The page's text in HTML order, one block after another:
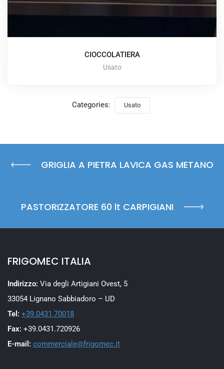
CIOCCOLATIERA
Usato
Categories: Usato
GRIGLIA A PIETRA LAVICA GAS METANO
PASTORIZZATORE 60 lt CARPIGIANI
FRIGOMEC ITALIA
Indirizzo: Via degli Artigiani Ovest, 5
33054 Lignano Sabbiadoro – UD
Tel: +39.0431.70018
Fax: +39.0431.720926
E-mail: commerciale@frigomec.it